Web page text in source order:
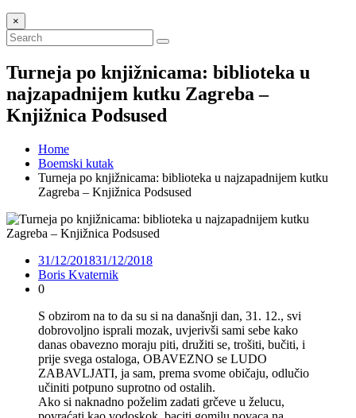
×
Turneja po knjižnicama: biblioteka u
najzapadnijem kutku Zagreba –
Knjižnica Podsused
Home
Boemski kutak
Turneja po knjižnicama: biblioteka u najzapadnijem kutku
Zagreba – Knjižnica Podsused
31/12/201831/12/2018
Boris Kvaternik
0
S obzirom na to da su si na današnji dan, 31. 12., svi
dobrovoljno isprali mozak, uvjerivši sami sebe kako
danas obavezno moraju piti, družiti se, trošiti, bučiti, i
prije svega ostaloga, OBAVEZNO se LUDO
ZABAVLJATI, ja sam, prema svome običaju, odlučio
učiniti potpuno suprotno od ostalih.
Ako si naknadno poželim zadati grčeve u želucu,